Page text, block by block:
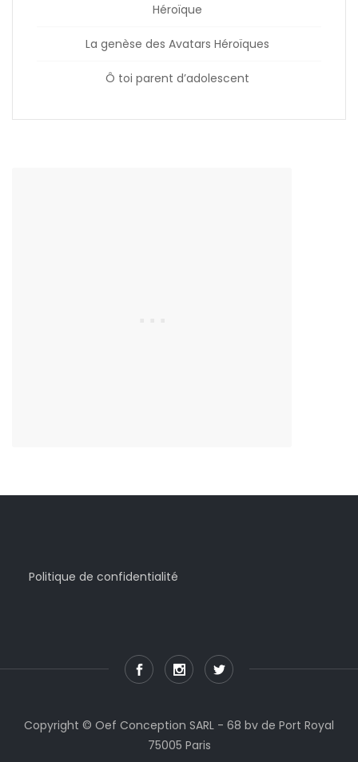
Héroïque
La genèse des Avatars Héroïques
Ô toi parent d’adolescent
Politique de confidentialité
Copyright © Oef Conception SARL - 68 bv de Port Royal
75005 Paris